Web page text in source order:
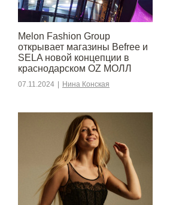
Melon Fashion Group
открывает магазины Befree и
SELA новой концепции в
краснодарском OZ МОЛЛ
07.11.2024 Нина Конская